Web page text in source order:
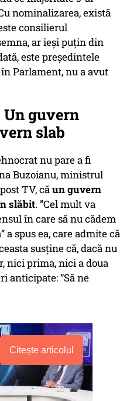
nominalizarea, există
consilierul
ar ieși puțin din
este președintele
Parlament, nu a avut
Un guvern
slab
nu pare a fi
Buzoianu, ministrul
TV, căun guvern
slăbit. ”Cel mult va
în care să nu cădem
spus ea, care admite că
susține că, dacă nu
nici prima, nici a doua
anticipate: ”Să ne
Citește articolul